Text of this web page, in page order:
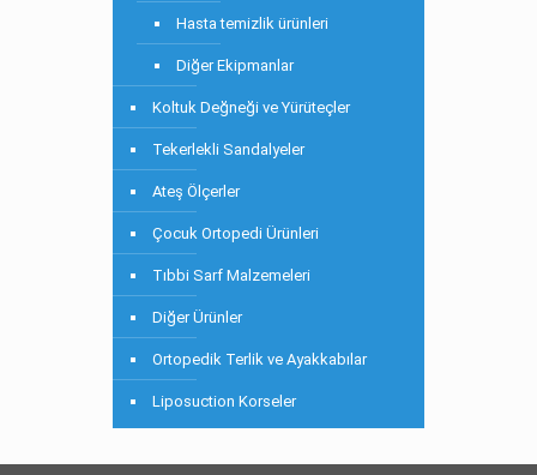
Hasta temizlik ürünleri
Diğer Ekipmanlar
Koltuk Değneği ve Yürüteçler
Tekerlekli Sandalyeler
Ateş Ölçerler
Çocuk Ortopedi Ürünleri
Tıbbi Sarf Malzemeleri
Diğer Ürünler
Ortopedik Terlik ve Ayakkabılar
Liposuction Korseler